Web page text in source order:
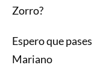
Zorro?
Espero que
Mariano